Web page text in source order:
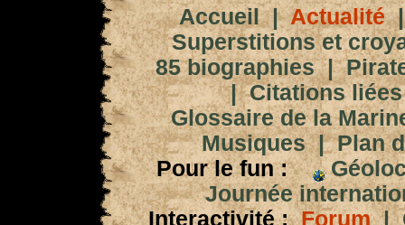
Accueil|Actualité
Superstitions et
85 biographies|
|Citations
Glossaire de la
Musiques|Plan
Pour le fun :
Journée
Interactivité : Forum|